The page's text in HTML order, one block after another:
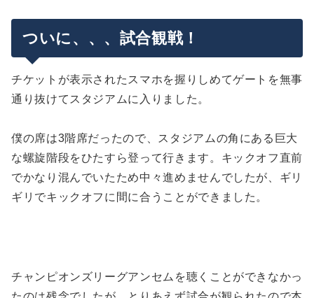
ついに、、、試合観戦！
チケットが表示されたスマホを握りしめてゲートを無事
通り抜けてスタジアムに入りました。
僕の席は3階席だったので、スタジアムの角にある巨大
な螺旋階段をひたすら登って行きます。キックオフ直前
でかなり混んでいたため中々進めませんでしたが、ギリ
ギリでキックオフに間に合うことができました。
チャンピオンズリーグアンセムを聴くことができなかっ